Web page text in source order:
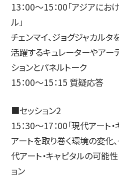
13：00～15：00「アジアにお
ル」
チェンマイ、ジョグジャカル
活躍するキュレーターやアー
ションとパネルトーク
15：00～15：15 質疑応答
■セッション2
15：30～17：00「現代アート
アートを取り巻く環境の変化
代アート・キャピタルの可能
ョン